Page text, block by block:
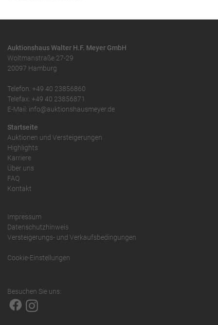
Auktionshaus Walter H.F. Meyer GmbH
Woltmanstraße 27-29
20097 Hamburg
Telefon: +49 40 23856860
Telefax: +49 40 23856871
E-Mail: info@auktionshausmeyer.de
Startseite
Auktionen und Versteigerungen
Highlights
Karriere
Über uns
FAQ
Kontakt
Impressum
Datenschutzhinweis
Versteigerungs- und Verkaufsbedingungen
Cookie-Einstellungen
Besuchen Sie uns: